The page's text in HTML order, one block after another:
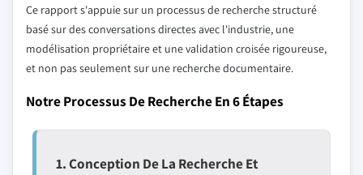
Ce rapport s'appuie sur un processus de recherche structuré
basé sur des conversations directes avec l'industrie, une
modélisation propriétaire et une validation croisée rigoureuse,
et non pas seulement sur une recherche documentaire.
Notre Processus De Recherche En 6 Étapes
1. Conception De La Recherche Et